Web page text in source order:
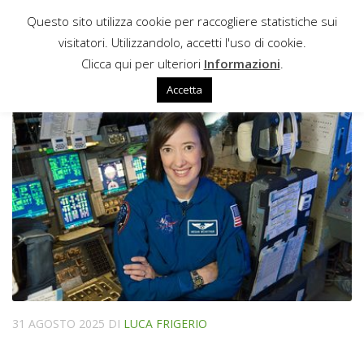
Sotto il contenuto
EXPEDITION 66
31 AGOSTO 2025 DI LUCA FRIGERIO
Questo sito utilizza cookie per raccogliere statistiche sui
visitatori. Utilizzandolo, accetti l'uso di cookie.
Clicca qui per ulteriori Informazioni
Accetta